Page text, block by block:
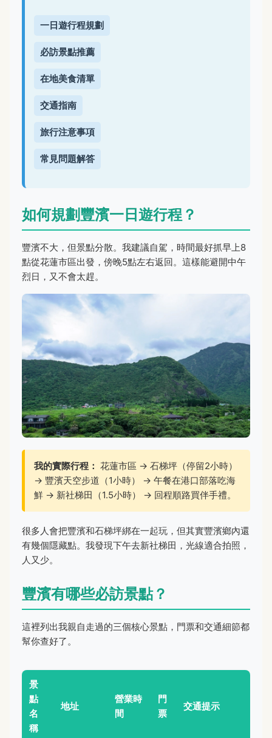
一日遊行程規劃
必訪景點推薦
在地美食清單
交通指南
旅行注意事項
常見問題解答
如何規劃豐濱一日遊行程？
豐濱不大，但景點分散。我建議自駕，時間最好抓早上8
點從花蓮市區出發，傍晚5點左右返回。這樣能避開中午
烈日，又不會太趕。
我的實際行程： 花蓮市區 → 石梯坪（停留2小時）
→ 豐濱天空步道（1小時） → 午餐在港口部落吃海
鮮 → 新社梯田（1.5小時） → 回程順路買伴手禮。
很多人會把豐濱和石梯坪綁在一起玩，但其實豐濱鄉內還
有幾個隱藏點。我發現下午去新社梯田，光線適合拍照，
人又少。
豐濱有哪些必訪景點？
這裡列出我親自走過的三個核心景點，門票和交通細節都
幫你查好了。
景
點
名
稱
地址
營業時
間
門
票
交通提示